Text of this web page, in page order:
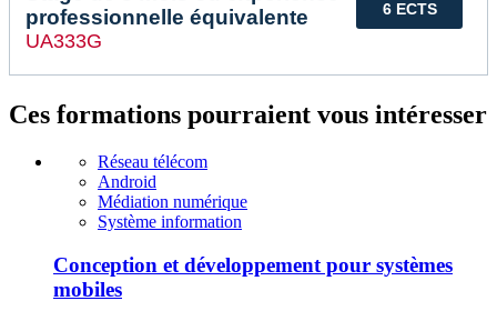
6 ECTS
professionnelle équivalente
UA333G
Ces formations pourraient vous intéresser
Réseau télécom
Android
Médiation numérique
Système information
Conception et développement pour systèmes
mobiles